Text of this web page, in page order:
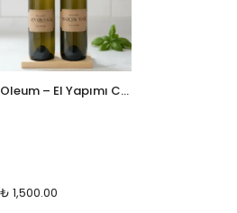
Oleum – El Yapımı Cam Yağdanlık Seti
₺ 1,500.00